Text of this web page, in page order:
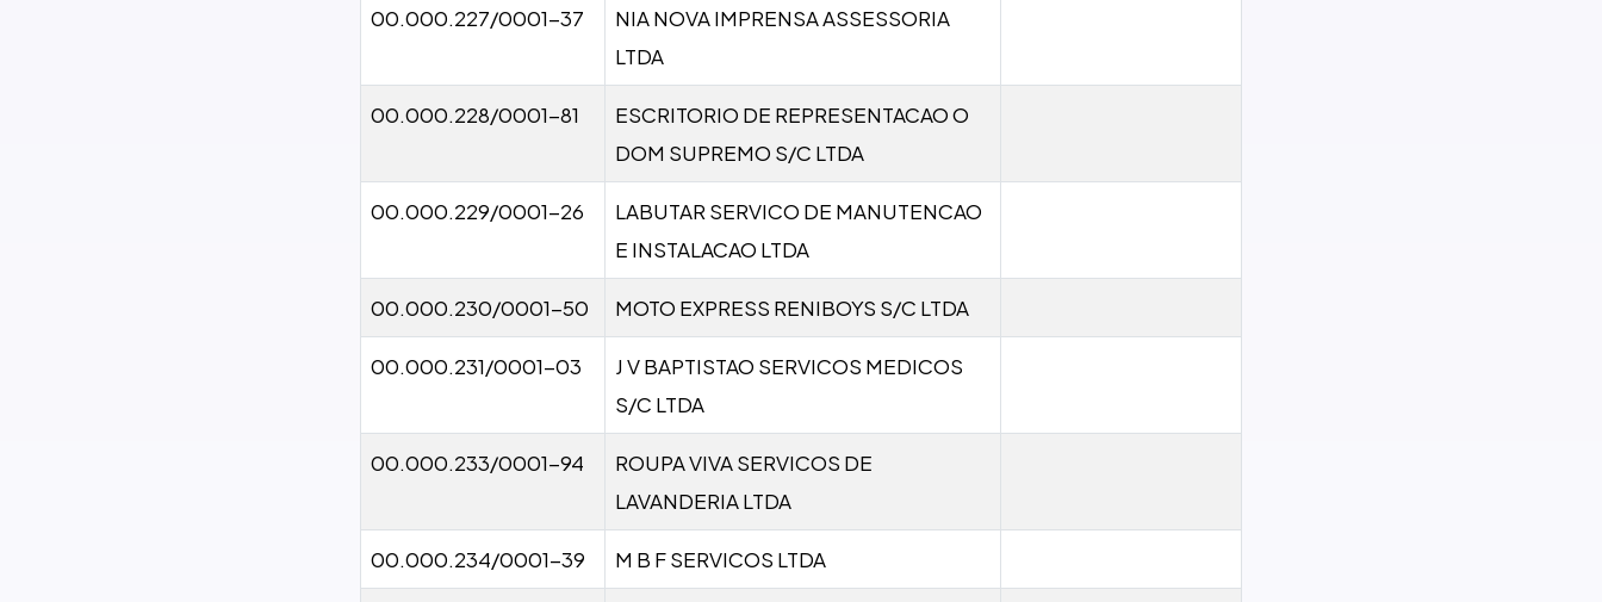
00.000.227/0001-37
NIA NOVA IMPRENSA ASSESSORIA
LTDA
00.000.228/0001-81
ESCRITORIO DE REPRESENTACAO O
DOM SUPREMO S/C LTDA
00.000.229/0001-26
LABUTAR SERVICO DE MANUTENCAO
E INSTALACAO LTDA
00.000.230/0001-50 MOTO EXPRESS RENIBOYS S/C LTDA
00.000.231/0001-03
J V BAPTISTAO SERVICOS MEDICOS
S/C LTDA
00.000.233/0001-94
ROUPA VIVA SERVICOS DE
LAVANDERIA LTDA
00.000.234/0001-39 M B F SERVICOS LTDA